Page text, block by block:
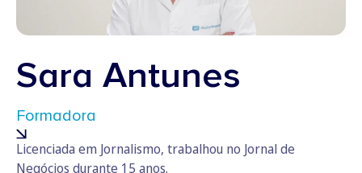
Sara Antunes
Formadora
Licenciada em Jornalismo, trabalhou no Jornal de
Negócios durante 15 anos.